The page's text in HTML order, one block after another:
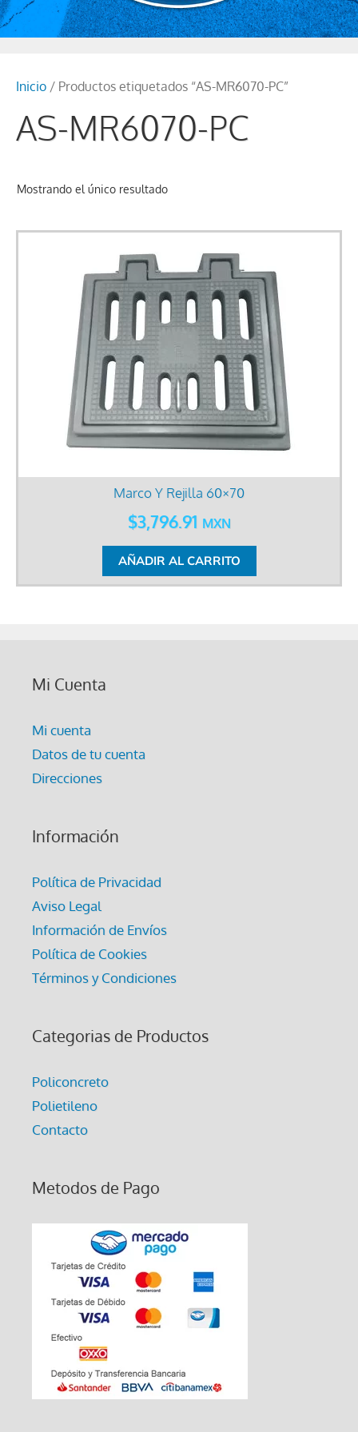
Inicio / Productos etiquetados “AS-MR6070-PC”
AS-MR6070-PC
Mostrando el único resultado
Marco Y Rejilla 60×70
$3,796.91 MXN
AÑADIR AL CARRITO
Mi Cuenta
Mi cuenta
Datos de tu cuenta
Direcciones
Información
Política de Privacidad
Aviso Legal
Información de Envíos
Política de Cookies
Términos y Condiciones
Categorias de Productos
Policoncreto
Polietileno
Contacto
Metodos de Pago